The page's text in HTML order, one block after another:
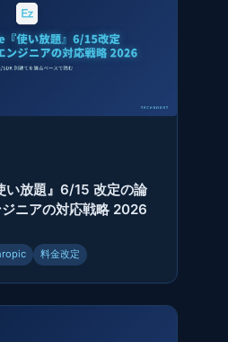
放題』6/15 改定の論
ニアの対応戦略 2026
料金改定